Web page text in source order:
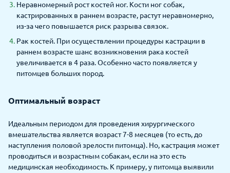
Неравномерный рост костей ног. Кости ног собак,
кастрированных в раннем возрасте, растут неравномерно,
из-за чего повышается риск разрыва связок.
Рак костей. При осуществлении процедуры кастрации в
раннем возрасте шанс возникновения рака костей
увеличивается в 4 раза. Особенно часто появляется у
питомцев больших пород.
Оптимальный возраст
Идеальным периодом для проведения хирургического
вмешательства является возраст 7-8 месяцев (то есть, до
наступления половой зрелости питомца). Но, кастрация может
проводиться и возрастным собакам, если на это есть
медицинская необходимость. К примеру, у питомца выявили